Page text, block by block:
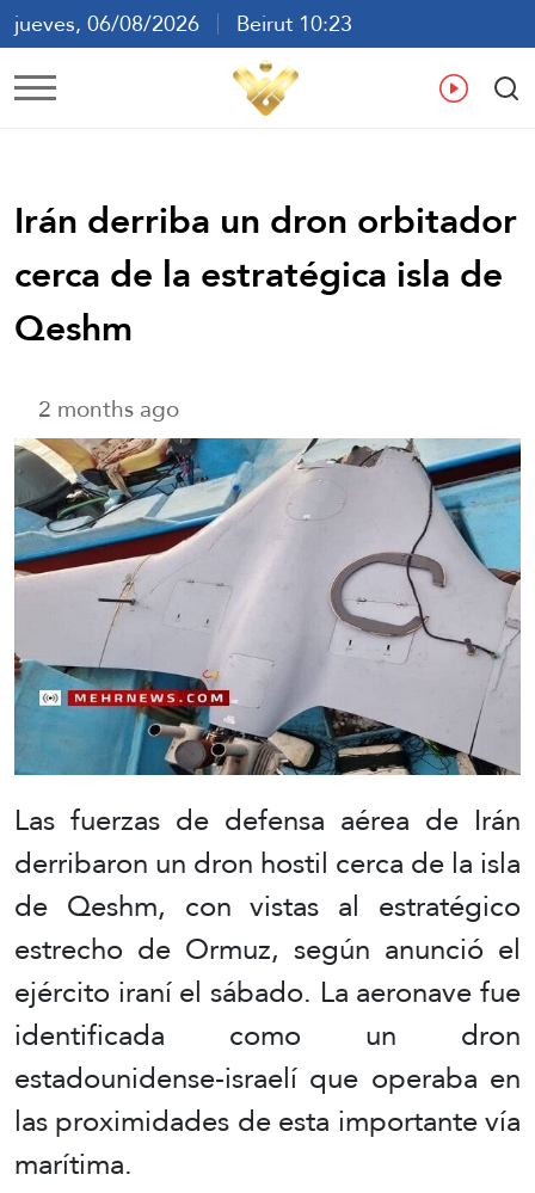
jueves, 06/08/2026
Beirut 10:23
ع En
Irán derriba un dron orbitador
cerca de la estratégica isla de
Qeshm
2 months ago
Las fuerzas de defensa aérea de Irán
derribaron un dron hostil cerca de la isla
de Qeshm, con vistas al estratégico
estrecho de Ormuz, según anunció el
ejército iraní el sábado. La aeronave fue
identificada como un dron
estadounidense-israelí que operaba en
las proximidades de esta importante vía
marítima.